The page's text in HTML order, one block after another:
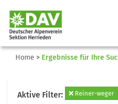
Home > Ergebnisse für Ihre
Aktive Filter: Reiner-weger